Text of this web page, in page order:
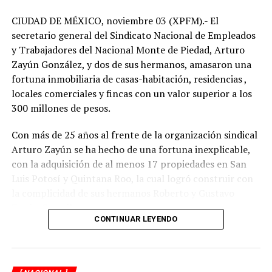
contra de la mujer y que producto de la concepción
social y cultural de su época, se han replicado en
algunas normas jurídicas que a la fecha persisten,
producto de las concepciones culturales y de poder
predominantes en otros momentos.
Por ello, se considera oportuno e incluso necesario,
declarar en la Constitución Política el derecho a elegir
libremente el orden de los apellidos de los hijos. Lo
anterior, en favor del derecho a la igualdad y no
discriminación y de extender este derecho a las
entidades del pacto federal en su conjunto, porque la
dignidad de las personas es la misma en todo espacio y
Durante la discusión, el diputado Salvador Caro Cabrera
(MC) dijo que “poner esto en la Constitución me parece
un exceso; es una reforma totalmente ociosa e
CIUDAD DE MÉXICO, noviembre 03 (XPFM).- El
secretario general del Sindicato Nacional de Empleados
y Trabajadores del Nacional Monte de Piedad, Arturo
Zayún González, y dos de sus hermanos, amasaron una
fortuna inmobiliaria de casas-habitación, residencias ,
locales comerciales y fincas con un valor superior a los
300 millones de pesos.
Con más de 25 años al frente de la organización sindical
Arturo Zayún se ha hecho de una fortuna inexplicable,
con la adquisición de al menos 17 propiedades en San
Luis Potosí y Quintana Roo, la cual logró construir con
Zayún González.
descubrió que el líder gremial adquirió su red
inmobiliaria, en la mayoría de los casos, con pagos
CONTINUAR LEYENDO